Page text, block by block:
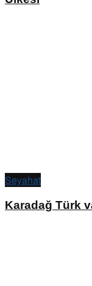
Seyahat
Karadağ Türk